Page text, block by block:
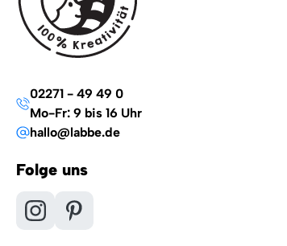
02271 - 49 49 0
Mo-Fr: 9 bis 16 Uhr
hallo@labbe.de
Folge uns